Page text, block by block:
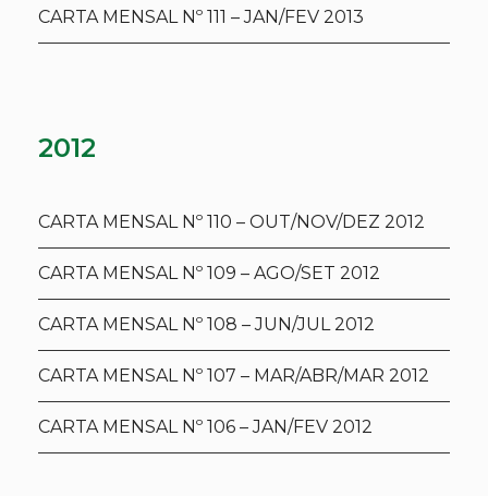
CARTA MENSAL Nº 111 – JAN/FEV 2013
2012
CARTA MENSAL Nº 110 – OUT/NOV/DEZ 2012
CARTA MENSAL Nº 109 – AGO/SET 2012
CARTA MENSAL Nº 108 – JUN/JUL 2012
CARTA MENSAL Nº 107 – MAR/ABR/MAR 2012
CARTA MENSAL Nº 106 – JAN/FEV 2012